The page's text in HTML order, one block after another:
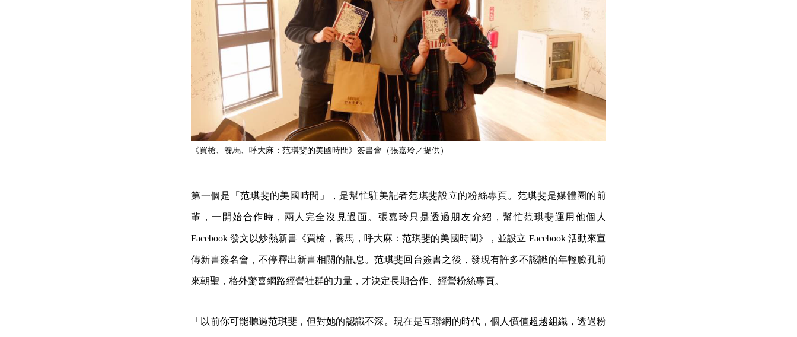
《買槍、養馬、呼大麻：范琪斐的美國時間》簽書會（張嘉玲／提供）
第一個是「范琪斐的美國時間」，是幫忙駐美記者范琪斐設立的粉絲專頁。范琪斐是媒體圈的前
輩，一開始合作時，兩人完全沒見過面。張嘉玲只是透過朋友介紹，幫忙范琪斐運用他個人
Facebook 發文以炒熱新書《買槍，養馬，呼大麻：范琪斐的美國時間》，並設立 Facebook 活動來宣
傳新書簽名會，不停釋出新書相關的訊息。范琪斐回台簽書之後，發現有許多不認識的年輕臉孔前
來朝聖，格外驚喜網路經營社群的力量，才決定長期合作、經營粉絲專頁。
「以前你可能聽過范琪斐，但對她的認識不深。現在是互聯網的時代，個人價值超越組織，透過粉